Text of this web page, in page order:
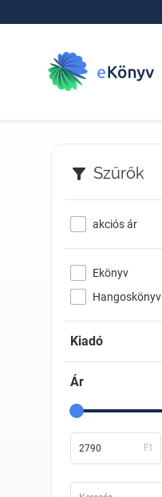
Szűrők
akciós ár
Ekönyv
Hangoskönyv
Kiadó
Ár
Ft